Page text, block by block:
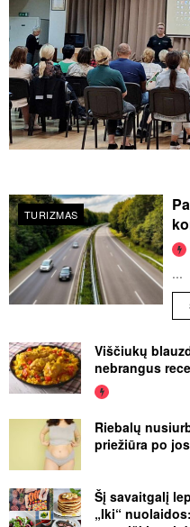
TURIZMAS
...
Viščiukų
nebrangus
Riebalų
priežiūra po jos
Šį savaitgalį
„Iki“